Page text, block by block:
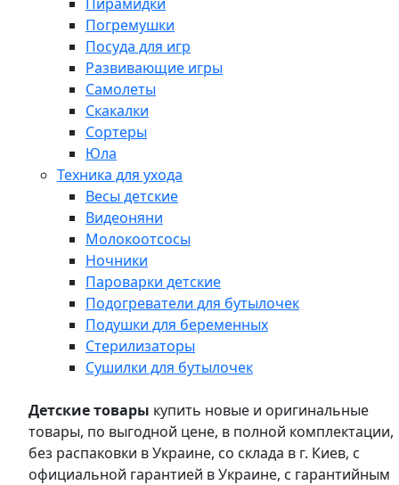
Погремушки
Посуда для игр
Развивающие игры
Самолеты
Скакалки
Сортеры
Юла
Техника для ухода
Весы детские
Видеоняни
Молокоотсосы
Ночники
Пароварки детские
Подогреватели для бутылочек
Подушки для беременных
Стерилизаторы
Сушилки для бутылочек
Детские товары купить новые и оригинальные
товары, по выгодной цене, в полной комплектации,
без распаковки в Украине, со склада в г. Киев, с
официальной гарантией в Украине, с гарантийным